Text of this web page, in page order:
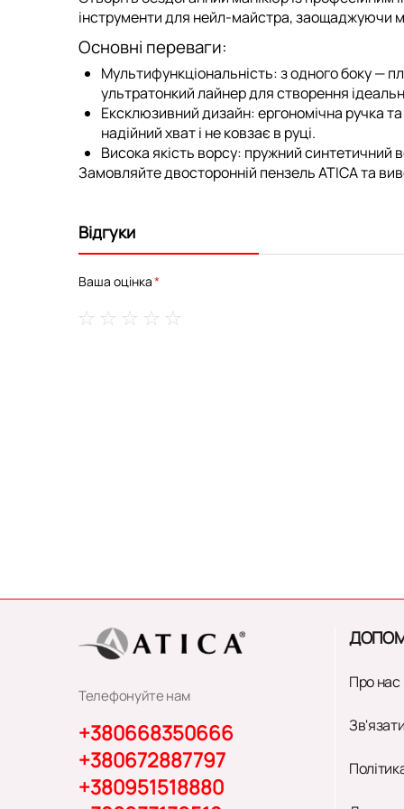
інструменти для нейл-майстра, заощаджуючи
Основні переваги:
Мультифункціональність:з одного боку —
ультратонкий лайнер для створення
Ексклюзивний дизайн:ергономічна ручка
надійний хват і не ковзає в руці.
Висока якість ворсу: пружний синтетичний
Замовляйте двосторонній пензель ATICA та
Відгуки
Ваша оцінка
Телефонуйте нам
+380668350666
+380672887797
+380951518880
Про нас